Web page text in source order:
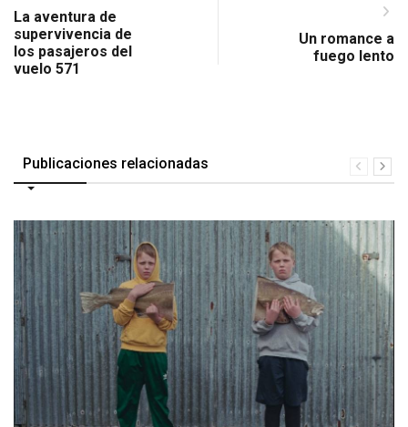
La aventura de
supervivencia de
los pasajeros del
vuelo 571
Un romance a
fuego lento
Publicaciones relacionadas